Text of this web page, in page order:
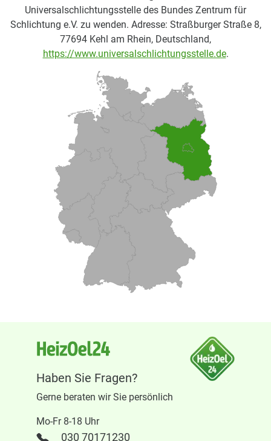
Universalschlichtungsstelle des Bundes Zentrum für
Schlichtung e.V. zu wenden. Adresse: Straßburger Straße 8,
77694 Kehl am Rhein, Deutschland,
https://www.universalschlichtungsstelle.de.
Haben Sie Fragen?
Gerne beraten wir Sie persönlich
Mo-Fr 8-18 Uhr
030 70171230